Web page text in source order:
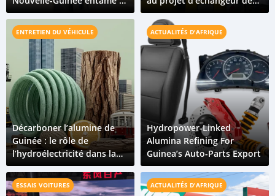
transition vers la mobilité
verte
Bambeto
ENTRETIEN DU VÉHICULE
Décarboner l’alumine de
Guinée : le rôle de
l’hydroélectricité dans la
production d’aluminium
zéro émission
ACTUALITÉS D'AFRIQUE
Hydropower-Linked
Alumina Refining For
Guinea’s Auto-Parts Export
ESSAIS VOITURES ACTUALITÉS D'AFRIQUE